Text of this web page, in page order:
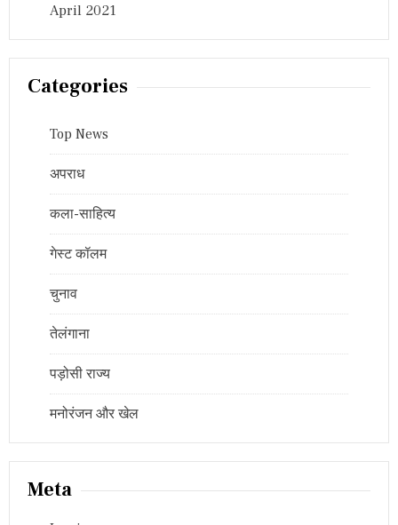
April 2021
Categories
Top News
अपराध
कला-साहित्य
गेस्ट कॉलम
चुनाव
तेलंगाना
पड़ोसी राज्य
मनोरंजन और खेल
Meta